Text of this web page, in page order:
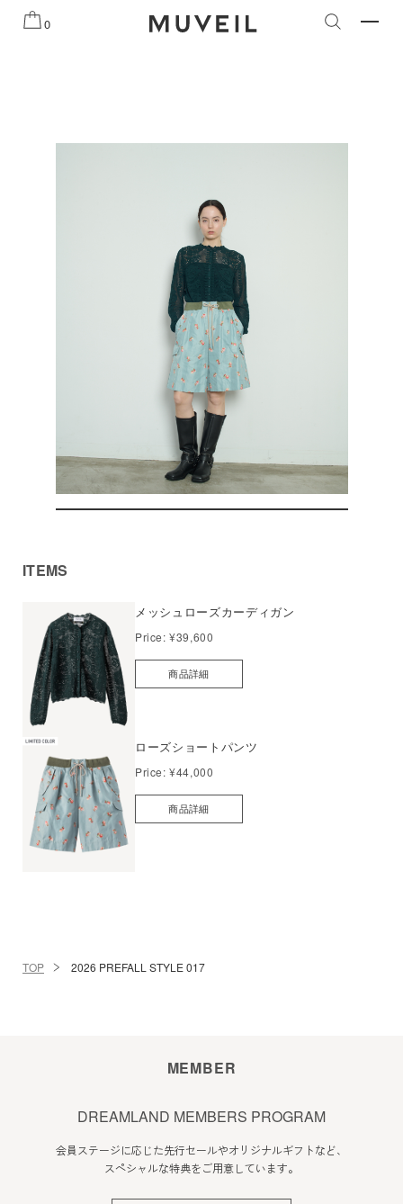
らせ 2026 AUTUMN WINTER COLLECTION 2026
0
ITEMS
メッシュローズカーディガン
Price:¥39,600
商品詳細
ローズショートパンツ
Price:¥44,000
商品詳細
TOP 2026 PREFALL STYLE 017
MEMBER
DREAMLAND MEMBERS PROGRAM
会員ステージに応じた先行セールやオリジナルギフトなど、
スペシャルな特典をご用意しています。